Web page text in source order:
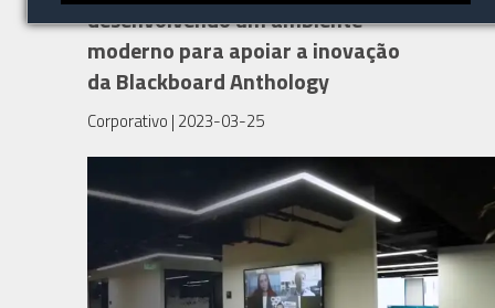
desenvolvendo um ambiente
moderno para apoiar a inovação
da Blackboard Anthology
Corporativo | 2023-03-25